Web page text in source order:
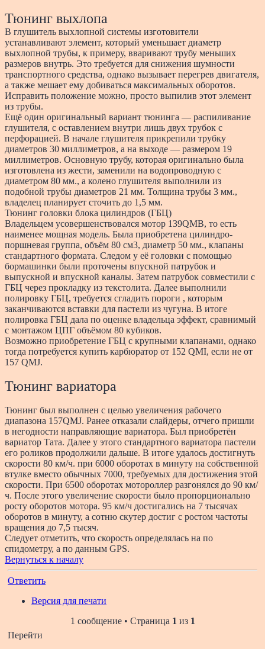
Тюнинг выхлопа
В глушитель выхлопной системы изготовители
устанавливают элемент, который уменьшает диаметр
выхлопной трубы, к примеру, вваривают трубу меньших
размеров внутрь. Это требуется для снижения шумности
транспортного средства, однако вызывает перегрев двигателя,
а также мешает ему добиваться максимальных оборотов.
Исправить положение можно, просто выпилив этот элемент
из трубы.
Ещё один оригинальный вариант тюнинга — распиливание
глушителя, с оставлением внутри лишь двух трубок с
перфорацией. В начале глушителя прикрепили трубку
диаметров 30 миллиметров, а на выходе — размером 19
миллиметров. Основную трубу, которая оригинально была
изготовлена из жести, заменили на водопроводную с
диаметром 80 мм., а колено глушителя выполнили из
подобной трубы диаметров 21 мм. Толщина трубы 3 мм.,
владелец планирует сточить до 1,5 мм.
Тюнинг головки блока цилиндров (ГБЦ)
Владельцем усовершенствовался мотор 139QMB, то есть
наименее мощная модель. Была приобретена цилиндро-
поршневая группа, объём 80 см3, диаметр 50 мм., клапаны
стандартного формата. Следом у её головки с помощью
бормашинки были проточены впускной патрубок и
выпускной и впускной каналы. Затем патрубок совместили с
ГБЦ через прокладку из текстолита. Далее выполнили
полировку ГБЦ, требуется сгладить пороги , которым
заканчиваются вставки для пастели из чугуна. В итоге
полировка ГБЦ дала по оценке владельца эффект, сравнимый
с монтажом ЦПГ объёмом 80 кубиков.
Возможно приобретение ГБЦ с крупными клапанами, однако
тогда потребуется купить карбюратор от 152 QMI, если не от
157 QMJ.
Тюнинг вариатора
Тюнинг был выполнен с целью увеличения рабочего
диапазона 157QMJ. Ранее отказали слайдеры, отчего пришли
в негодности направляющие вариатора. Был приобретён
вариатор Тата. Далее у этого стандартного вариатора пастели
его роликов продолжили дальше. В итоге удалось достигнуть
скорости 80 км/ч. при 6000 оборотах в минуту на собственной
втулке вместо обычных 7000, требуемых для достижения этой
скорости. При 6500 оборотах мотороллер разгонялся до 90 км/
ч. После этого увеличение скорости было пропорционально
росту оборотов мотора. 95 км/ч достигались на 7 тысячах
оборотов в минуту, а сотню скутер достиг с ростом частоты
вращения до 7,5 тысяч.
Следует отметить, что скорость определялась на по
спидометру, а по данным GPS.
Вернуться к началу
Ответить
Версия для печати
1 сообщение • Страница 1 из 1
Перейти